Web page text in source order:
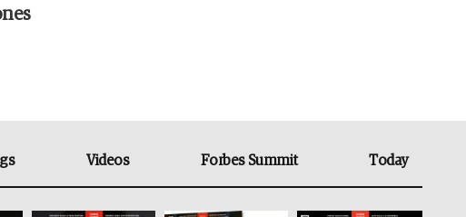
Videos Forbes Summit Today